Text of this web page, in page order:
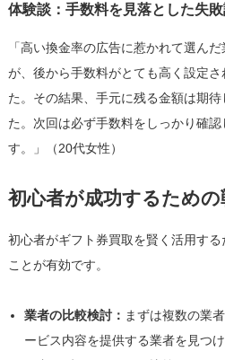
体験談：手数料を見落とした失
「高い換金率の広告に惹かれて選ん
が、後から手数料がとても高く設定
た。その結果、手元に残る金額は期
た。次回は必ず手数料をしっかり確
す。」（20代女性）
初心者が成功するための
初心者がギフト券買取を賢く活用す
ことが有効です。
業者の比較検討： まずは複数の業
ービス内容を提供する業者を見つ